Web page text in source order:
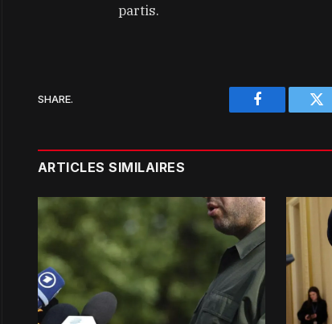
partis.
SHARE.
Facebook
ARTICLES SIMILAIRES